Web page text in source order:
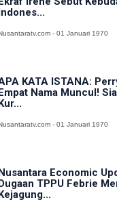
- 01 Januari 1970
KATA ISTANA:
Nama Muncul!
- 01 Januari 1970
Economic
TPPU Febrie